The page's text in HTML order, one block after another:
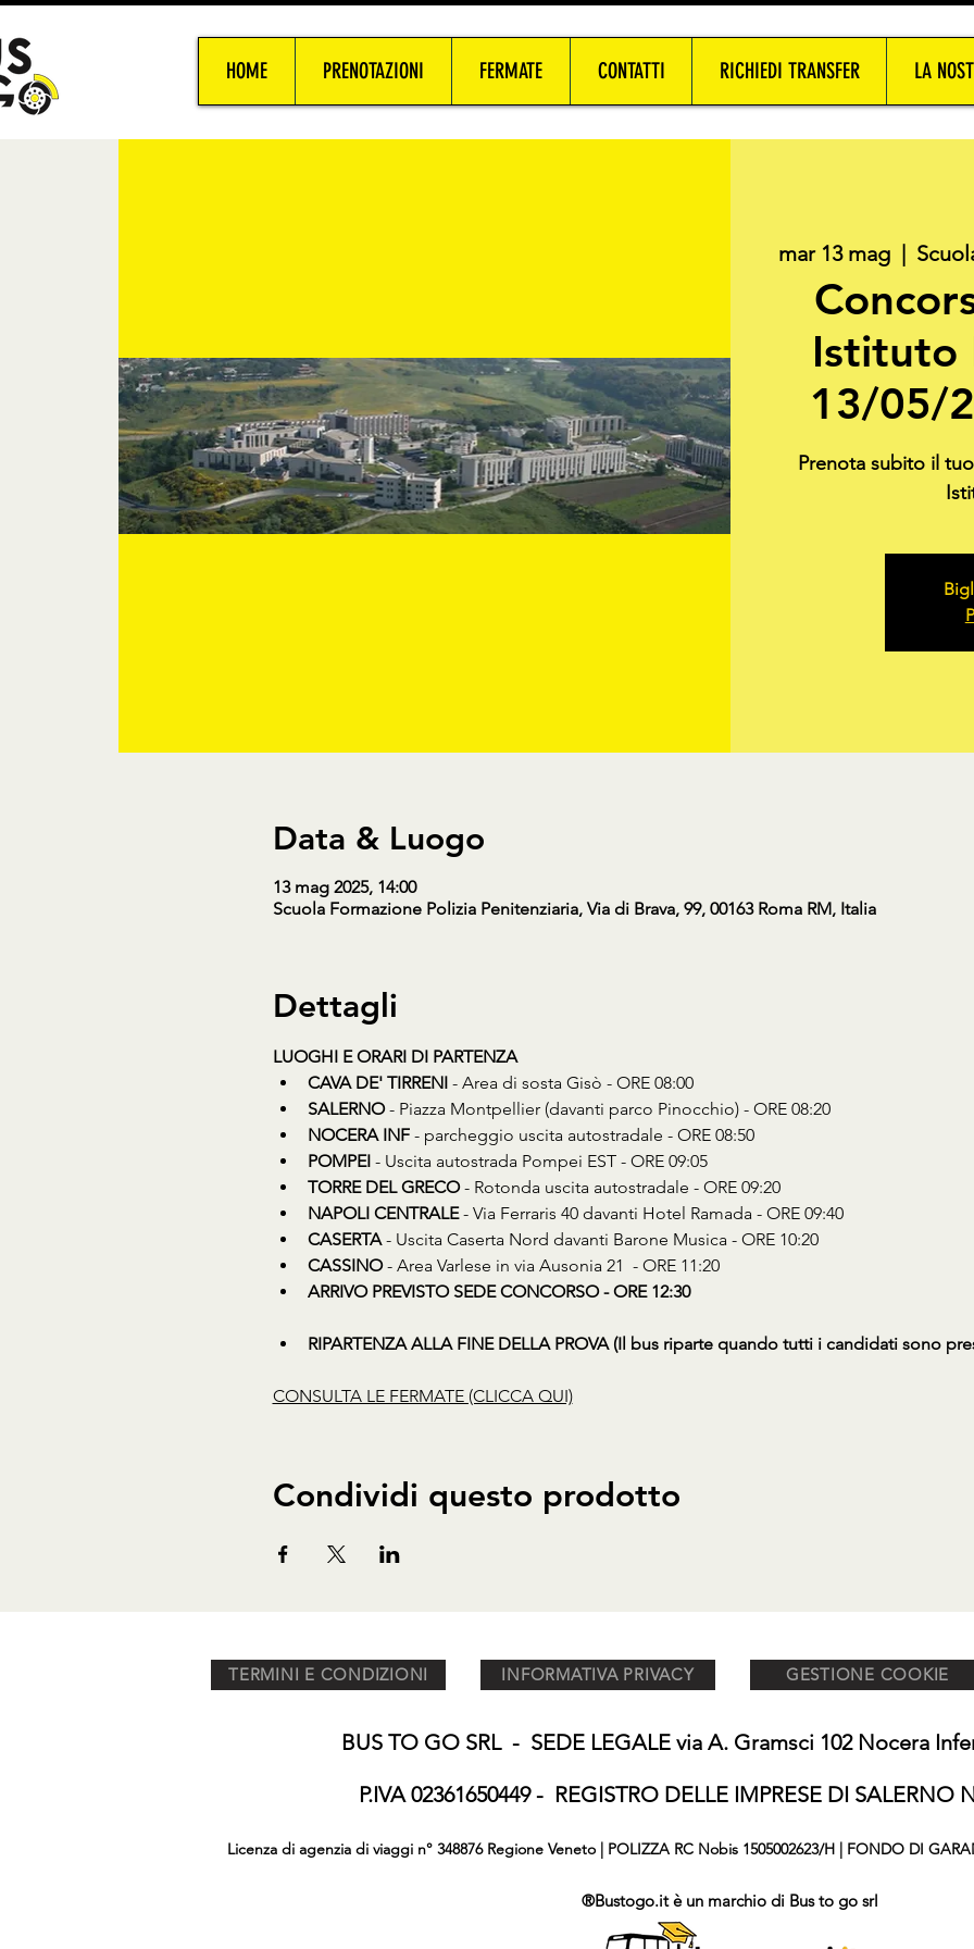
HOME PRENOTAZIONI FERMATE CONTATTI RICHIEDI TRANSFER LA
mar 13 mag
  |
Istituto
13/05/
Prenota subito il
Data & Luogo
13 mag 2025, 14:00
Scuola Formazione Polizia Penitenziaria, Via di Brava, 99, 00163 Roma RM, Italia
Dettagli
LUOGHI E ORARI DI PARTENZA
CAVA DE' TIRRENI - Area di sosta Gisò - ORE 08:00
SALERNO - Piazza Montpellier (davanti parco Pinocchio) - ORE 08:20
NOCERA INF - parcheggio uscita autostradale - ORE 08:50
POMPEI - Uscita autostrada Pompei EST - ORE 09:05
TORRE DEL GRECO - Rotonda uscita autostradale - ORE 09:20
NAPOLI CENTRALE - Via Ferraris 40 davanti Hotel Ramada - ORE 09:40
CASERTA - Uscita Caserta Nord davanti Barone Musica - ORE 10:20
CASSINO - Area Varlese in via Ausonia 21  - ORE 11:20
ARRIVO PREVISTO SEDE CONCORSO - ORE 12:30
RIPARTENZA ALLA FINE DELLA PROVA (Il bus riparte quando tutti i candidati sono
CONSULTA LE FERMATE (CLICCA QUI)
Condividi questo prodotto
TERMINI E CONDIZIONI INFORMATIVA PRIVACY GESTIONE COOKIE
BUS TO GO SRL - SEDE LEGALE via A. Gramsci 102 Nocera
P.IVA 02361650449 - REGISTRO DELLE IMPRESE DI SALERNO
Licenza di agenzia di viaggi n° 348876 Regione Veneto | POLIZZA RC Nobis 1505002623/H | FONDO DI
®Bustogo.it è un marchio di Bus to go srl